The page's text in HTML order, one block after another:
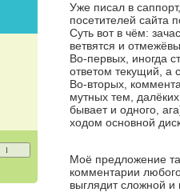
1
Уже писал в
посетителей сайта
Суть вот в чём:
ветвятся и
Во-первых, иногда
ответом текущий, а
Во-вторых,
мутных тем,
бывает и одного,
ходом основной
Моё предложение
комментарии
выглядит сложной и